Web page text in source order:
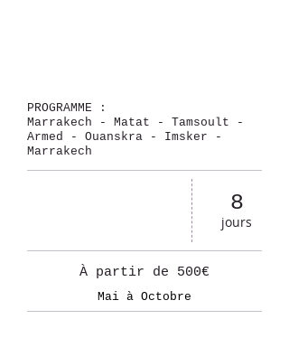
PROGRAMME :
Marrakech - Matat - Tamsoult -
Armed - Ouanskra - Imsker -
Marrakech
8
jours
À partir de 500€
Mai à Octobre